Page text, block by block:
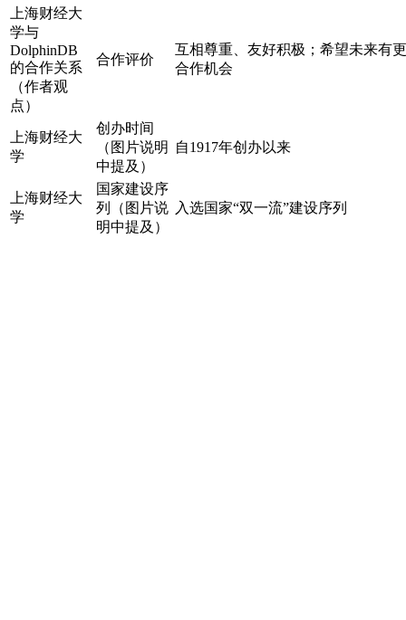
上海财经大
学与
DolphinDB
的合作关系
（作者观
点）
合作评价
互相尊重、友好积极；希望未来有
合作机会
上海财经大
学
创办时间
（图片说明
中提及）
自1917年创办以来
上海财经大
学
国家建设序
列（图片说
明中提及）
入选国家“双一流”建设序列